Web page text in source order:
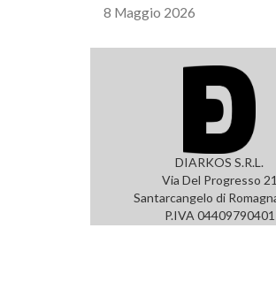
8 Maggio 2026
DIARKOS S.R.L.
Via Del Progresso 21
Santarcangelo di
P.IVA 04409790401